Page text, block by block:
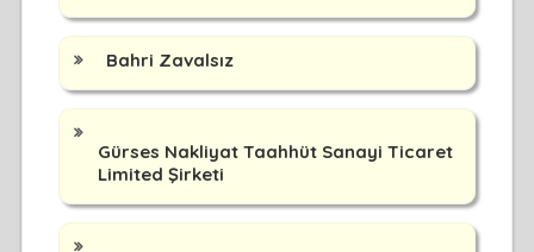
Bahri Zavalsız
Gürses Nakliyat Taahhüt Sanayi Ticaret
Limited Şirketi